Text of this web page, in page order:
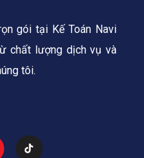
gói tại Kế Toán Navi
chất lượng dịch vụ và
tôi.